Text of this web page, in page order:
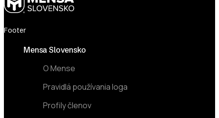
Footer
Mensa Slovensko
O Mense
Pravidlá používania loga
Profily členov